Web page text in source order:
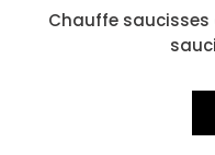
Chauffe saucisses